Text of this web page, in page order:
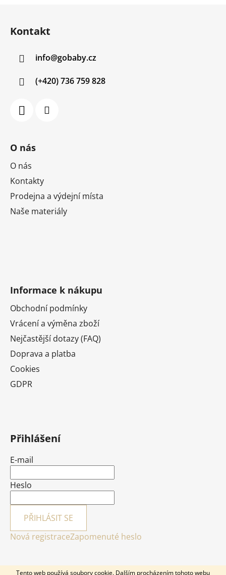
Tento web používá soubory cookie. Dalším procházením tohoto webu
Kontakt
info@gobaby.cz
(+420) 736 759 828
O nás
O nás
Kontakty
Prodejna a výdejní místa
Naše materiály
Informace k nákupu
Obchodní podmínky
Vrácení a výměna zboží
Nejčastější dotazy (FAQ)
Doprava a platba
Cookies
GDPR
Přihlášení
E-mail
Heslo
PŘIHLÁSIT SE
Nová registraceZapomenuté heslo